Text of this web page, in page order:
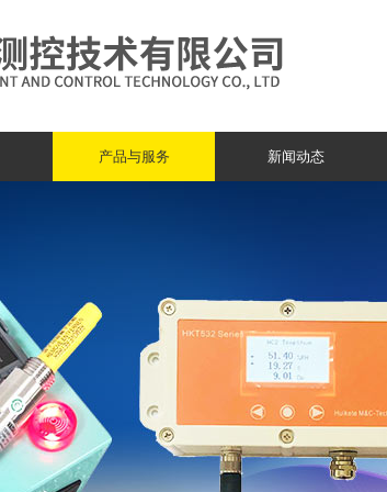
产品与服务 新闻动态